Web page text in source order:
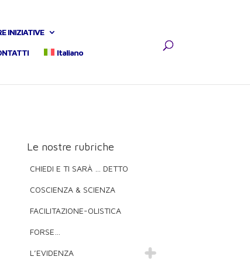
INIZIATIVE
Italiano
Le nostre rubriche
CHIEDI E TI SARÀ … DETTO
COSCIENZA & SCIENZA
FACILITAZIONE-OLISTICA
FORSE…
L’EVIDENZA